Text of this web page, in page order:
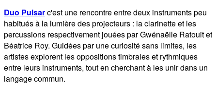
Duo Pulsarc'est une rencontre entre deux instruments peu
habitués à la lumière des projecteurs : la clarinette et les
percussions respectivement jouées par Gwénaëlle Ratouit et
Béatrice Roy. Guidées par une curiosité sans limites, les
artistes explorent les oppositions timbrales et rythmiques
entre leurs instruments, tout en cherchant à les unir dans un
langage commun.